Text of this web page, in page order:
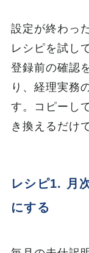
設定が終わっ
レシピを試し
登録前の確認
り、経理実務
す。コピーし
き換えるだけ
レシピ1. 月
にする